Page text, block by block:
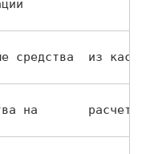
средства